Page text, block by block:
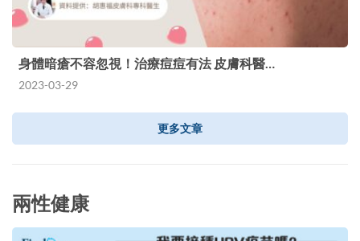
身體暗瘡不容忽視！治療痘痘有法 皮膚科醫…
2023-03-29
更多文章
兩性健康